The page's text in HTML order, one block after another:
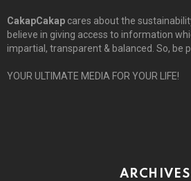
CakapCakap cares about the
believe in giving access to information
impartial, transparent & balanced. So, be
YOUR ULTIMATE MEDIA FOR YOUR LIFE!
ARCHIVES